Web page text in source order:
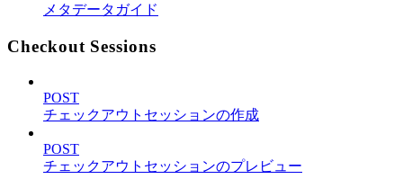
メタデータガイド
Checkout Sessions
POST
チェックアウトセッションの作成
POST
チェックアウトセッションのプレビュー